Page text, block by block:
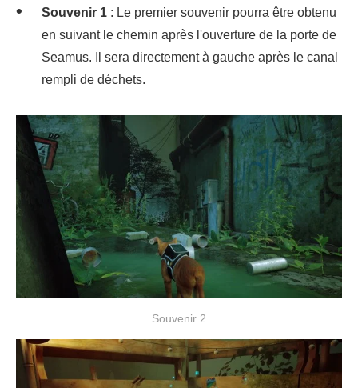
Souvenir 1 : Le premier souvenir pourra être obtenu
en suivant le chemin après l'ouverture de la porte de
Seamus. Il sera directement à gauche après le canal
rempli de déchets.
Souvenir 2